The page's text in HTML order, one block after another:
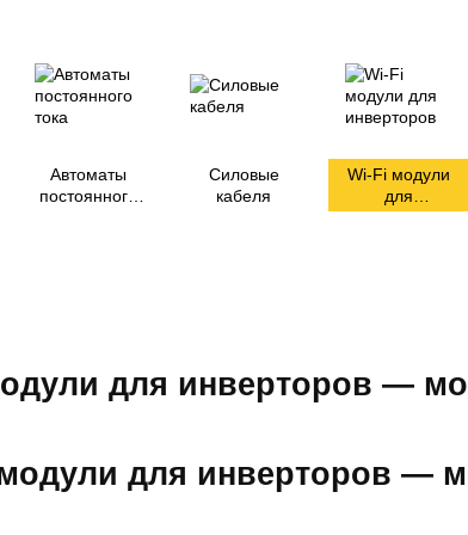
Автоматы
постоянного
Силовые
кабеля
Wi-Fi модули
для
инверторов
для инверторов —